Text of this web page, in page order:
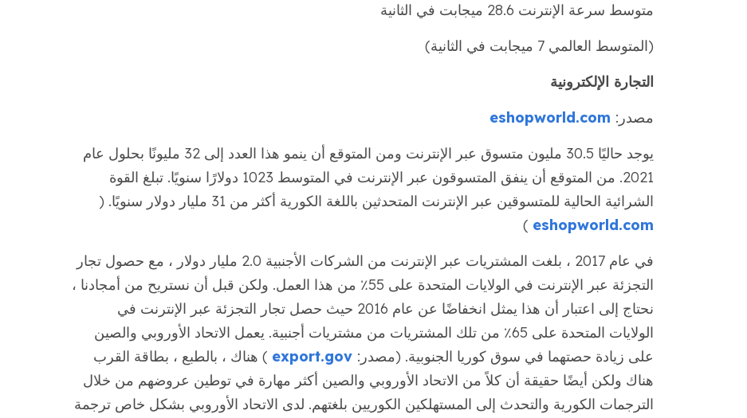
متوسط سرعة الإنترنت 28.6 ميجابت في الثانية
(المتوسط العالمي 7 ميجابت في الثانية)
التجارة الإلكترونية
مصدر:
يوجد حاليًا 30.5 مليون متسوق عبر الإنترنت ومن المتوقع أن ينمو هذا العدد إلى 32 مليونًا بحلول عام
2021. من المتوقع أن ينفق المتسوقون عبر الإنترنت في المتوسط 1023 دولارًا سنويًا. تبلغ القوة
الشرائية الحالية للمتسوقين عبر الإنترنت المتحدثين باللغة الكورية أكثر من 31 مليار دولار سنويًا. (
eshopworld.com
)
في عام 2017 ، بلغت المشتريات عبر الإنترنت من الشركات الأجنبية 2.0 مليار دولار ، مع حصول تجار
التجزئة عبر الإنترنت في الولايات المتحدة على 55٪ من هذا العمل. ولكن قبل أن نستريح من أمجادنا ،
نحتاج إلى اعتبار أن هذا يمثل انخفاضًا عن عام 2016 حيث حصل تجار التجزئة عبر الإنترنت في
الولايات المتحدة على 65٪ من تلك المشتريات من مشتريات أجنبية. يعمل الاتحاد الأوروبي والصين
على زيادة حصتهما في سوق كوريا الجنوبية. (مصدر: export.gov
) هناك ، بالطبع ، بطاقة القرب
هناك ولكن أيضًا حقيقة أن كلاً من الاتحاد الأوروبي والصين أكثر مهارة في توطين عروضهم من خلال
الترجمات الكورية والتحدث إلى المستهلكين الكوريين بلغتهم. لدى الاتحاد الأوروبي بشكل خاص ترجمة